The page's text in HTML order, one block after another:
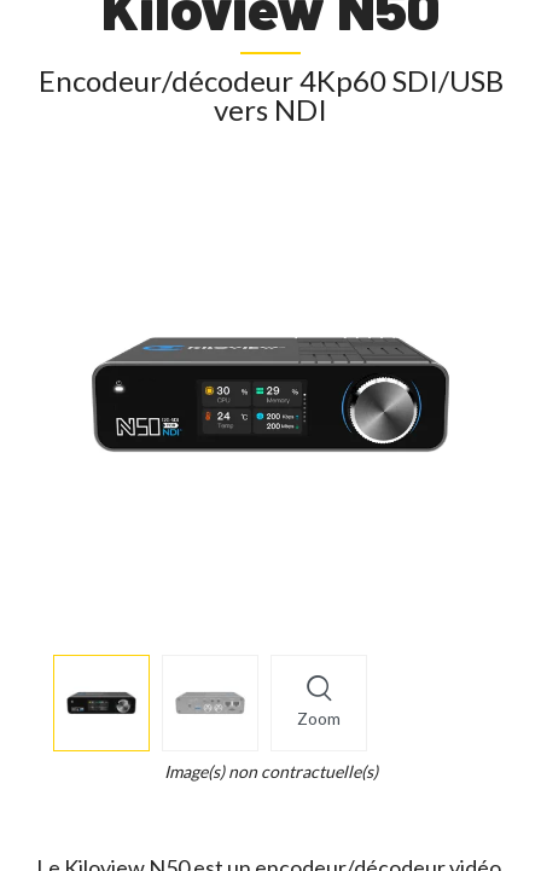
Encodeur/décodeur 4Kp60 SDI/USB
vers NDI
Zoom
info
Image(s) non contractuelle(s)